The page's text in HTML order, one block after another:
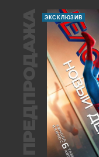
ПРЕДПРОДАЖА ЭКСКЛЮЗИВ